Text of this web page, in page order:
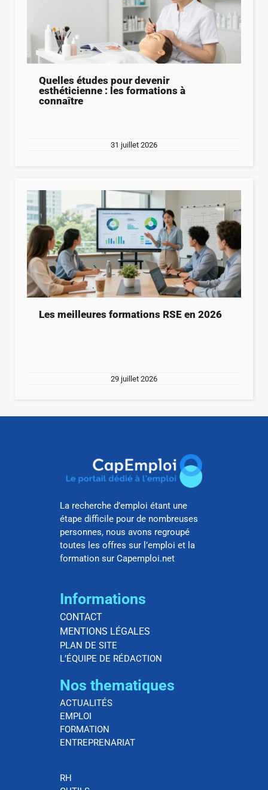
Quelles études pour devenir
esthéticienne : les formations à
connaître
31 juillet 2026
Les meilleures formations RSE en 2026
29 juillet 2026
La recherche d’emploi étant une
étape difficile pour de nombreuses
personnes, nous avons regroupé
toutes les offres sur l’emploi et la
formation sur Capemploi.net
Informations
CONTACT
MENTIONS LÉGALES
PLAN DE SITE
L’ÉQUIPE DE RÉDACTION
Nos thematiques
ACTUALITÉS
EMPLOI
FORMATION
ENTREPRENARIAT
RH